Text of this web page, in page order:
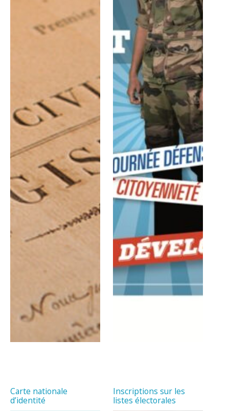
Carte nationale
d’identité
Inscriptions sur les
listes électorales